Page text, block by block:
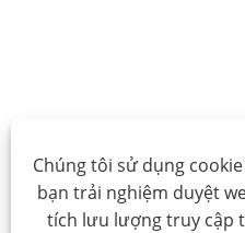
Chúng tôi sử dụng
bạn trải nghiệm duyệt
tích lưu lượng truy cập